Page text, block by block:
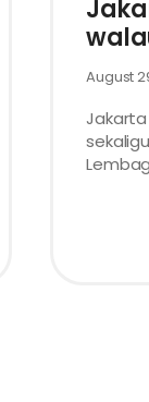
August
Jakarta